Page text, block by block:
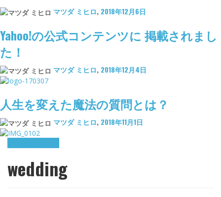
マツダ ミヒロ, 2018年12月6日
Yahoo!の公式コンテンツに 掲載されまし
た！
マツダ ミヒロ, 2018年12月4日
人生を変えた魔法の質問とは？
マツダ ミヒロ, 2018年11月1日
wedding